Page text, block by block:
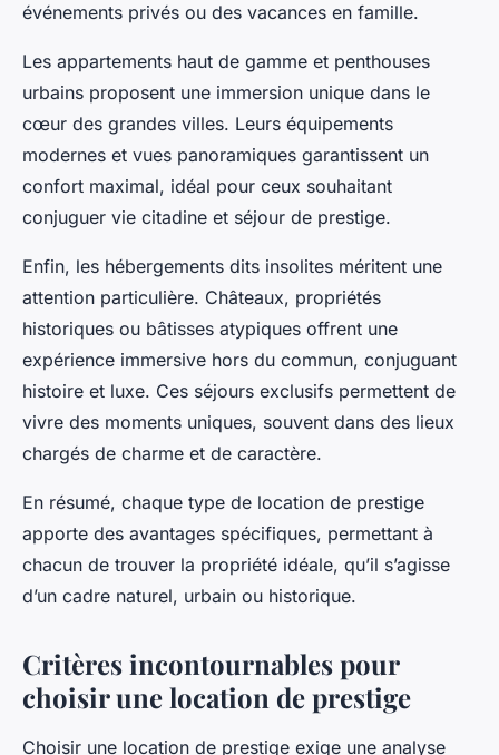
événements privés ou des vacances en famille.
Les appartements haut de gamme et penthouses
urbains proposent une immersion unique dans le
cœur des grandes villes. Leurs équipements
modernes et vues panoramiques garantissent un
confort maximal, idéal pour ceux souhaitant
conjuguer vie citadine et séjour de prestige.
Enfin, les hébergements dits insolites méritent une
attention particulière. Châteaux, propriétés
historiques ou bâtisses atypiques offrent une
expérience immersive hors du commun, conjuguant
histoire et luxe. Ces séjours exclusifs permettent de
vivre des moments uniques, souvent dans des lieux
chargés de charme et de caractère.
En résumé, chaque type de location de prestige
apporte des avantages spécifiques, permettant à
chacun de trouver la propriété idéale, qu’il s’agisse
d’un cadre naturel, urbain ou historique.
Critères incontournables pour
choisir une location de prestige
Choisir une location de prestige exige une analyse